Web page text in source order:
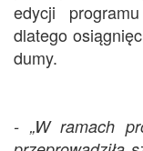
edycji
dlatego
dumy.
- „W ramach